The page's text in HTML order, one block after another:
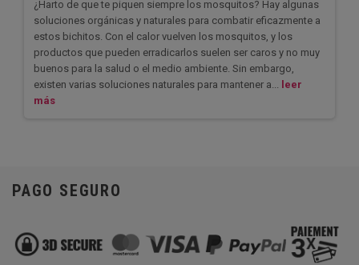
¿Harto de que te piquen siempre los mosquitos? Hay algunas
soluciones orgánicas y naturales para combatir eficazmente a
estos bichitos. Con el calor vuelven los mosquitos, y los
productos que pueden erradicarlos suelen ser caros y no muy
buenos para la salud o el medio ambiente. Sin embargo,
existen varias soluciones naturales para mantener a...
leer
más
PAGO SEGURO